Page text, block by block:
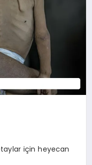
için heyecan